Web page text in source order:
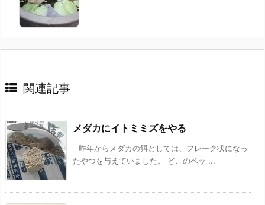
関連記事
メダカにイトミミズをやる
昨年からメダカの餌としては、フレーク状になっ
たやつを与えていました。 どこのペッ ...